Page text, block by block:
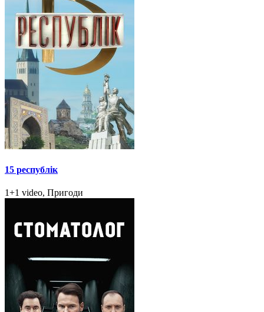
15 республік
1+1 video, Пригоди